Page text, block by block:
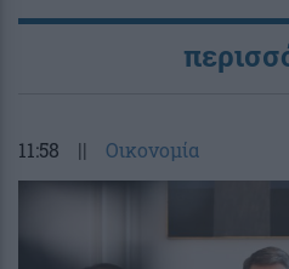
11:58 || Οικονομία